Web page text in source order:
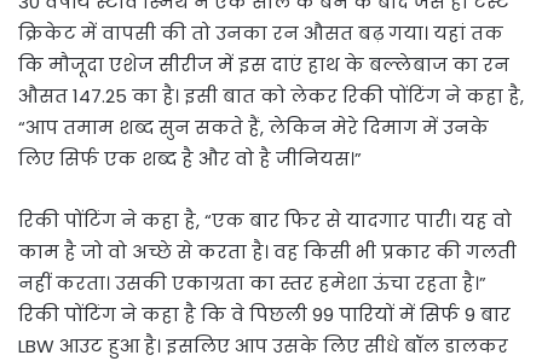
क्रिकेट में वापसी की तो उनका रन औसत बढ़ गया। यहां तक
कि मौजूदा एशेज सीरीज में इस दाएं हाथ के बल्लेबाज का रन
औसत 147.25 का है। इसी बात को लेकर रिकी पोंटिंग ने कहा है,
“आप तमाम शब्द सुन सकते हैं, लेकिन मेरे दिमाग में उनके
लिए सिर्फ एक शब्द है और वो है जीनियस।”
रिकी पोंटिंग ने कहा है, “एक बार फिर से यादगार पारी। यह वो
काम है जो वो अच्छे से करता है। वह किसी भी प्रकार की गलती
नहीं करता। उसकी एकाग्रता का स्तर हमेशा ऊंचा रहता है।”
रिकी पोंटिंग ने कहा है कि वे पिछली 99 पारियों में सिर्फ 9 बार
LBW आउट हुआ है। इसलिए आप उसके लिए सीधे बॉल डालकर